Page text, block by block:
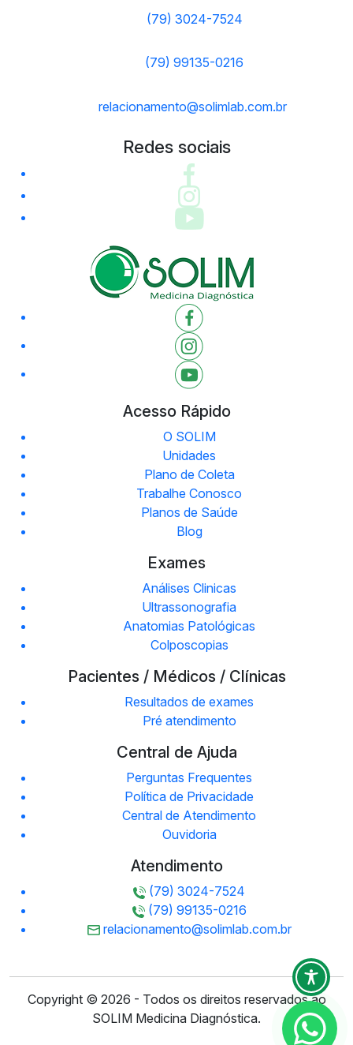
(79) 3024-7524
(79) 99135-0216
relacionamento@solimlab.com.br
Redes sociais
Acesso Rápido
O SOLIM
Unidades
Plano de Coleta
Trabalhe Conosco
Planos de Saúde
Blog
Exames
Análises Clinicas
Ultrassonografia
Anatomias Patológicas
Colposcopias
Pacientes / Médicos / Clínicas
Resultados de exames
Pré atendimento
Central de Ajuda
Perguntas Frequentes
Política de Privacidade
Central de Atendimento
Ouvidoria
Atendimento
(79) 3024-7524
(79) 99135-0216
relacionamento@solimlab.com.br
Copyright © 2026 - Todos os direitos reservados ao
SOLIM Medicina Diagnóstica.